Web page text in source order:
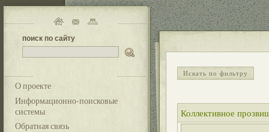
поиск по сайту
О проекте
Информационно-поисковые
системы
Обратная связь
Искать по фильтру
Коллективное